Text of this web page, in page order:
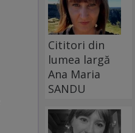
Cititori din
lumea largă
Ana Maria
SANDU